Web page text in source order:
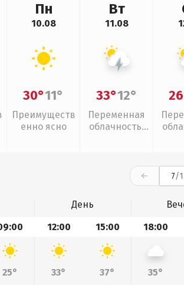
Пн
10.08
30°11°
Преимуществ
енно ясно
Вт
11.08
33°12°
Переменная
облачность,
7/
День
12:00 15:00 18:00
25° 33° 37° 35°